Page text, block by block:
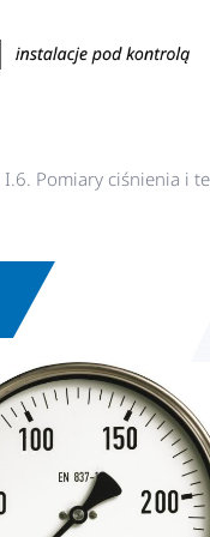
I.6. Pomiary ciśnienia i